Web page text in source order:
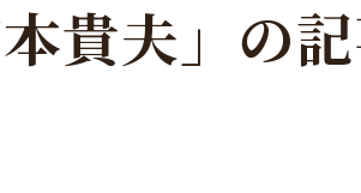
本貴夫」の